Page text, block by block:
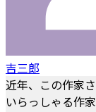
吉三郎
近年、この作家
いらっしゃる作